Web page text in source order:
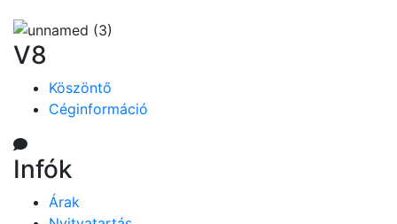
V8
Köszöntő
Céginformáció
Infók
Árak